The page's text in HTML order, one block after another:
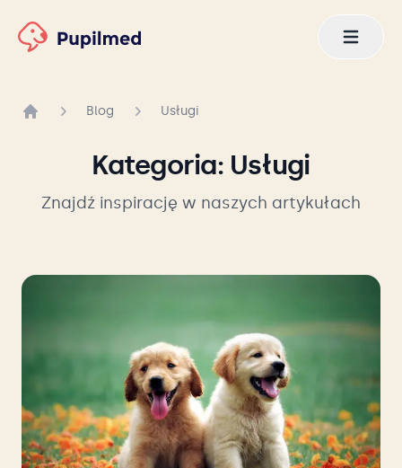
Blog Usługi
Kategoria: Usługi
Znajdź inspirację w naszych artykułach